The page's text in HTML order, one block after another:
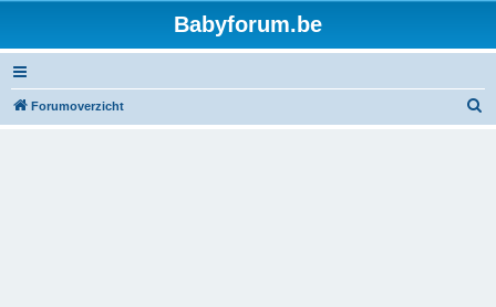
Babyforum.be
Forumoverzicht